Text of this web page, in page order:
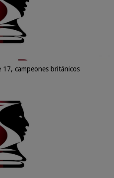
campeones británicos